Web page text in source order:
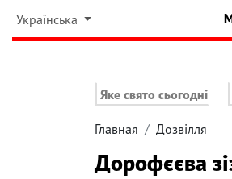
Українська
Яке свято сьогодні
Главная Дозвілля
Дорофєєва